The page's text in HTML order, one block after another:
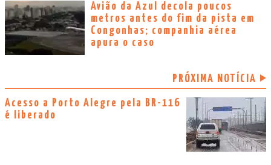
Avião da Azul decola poucos
metros antes do fim da pista em
Congonhas; companhia aérea
apura o caso
PRÓXIMA NOTÍCIA
Acesso a Porto Alegre pela BR-116
é liberado